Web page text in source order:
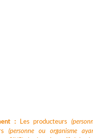
: Les producteurs
(personne ou organisme